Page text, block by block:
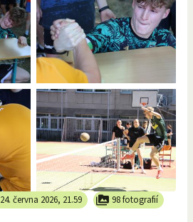
24. června 2026, 21.59 98 fotografií